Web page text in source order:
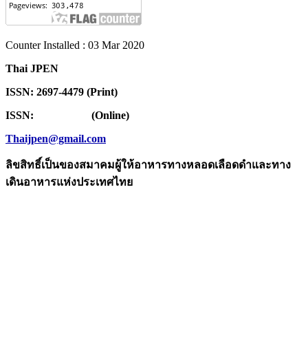
Counter Installed : 03 Mar 2020
Thai JPEN
ISSN: 2697-4479 (Print)
ISSN: (Online)
Thaijpen@gmail.com
ลิขสิทธิ์เป็นของสมาคมผู้ให้อาหารทางหลอดเลือดดำและทาง
เดินอาหารแห่งประเทศไทย